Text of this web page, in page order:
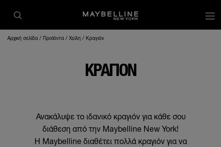
Αρχική σελίδα Προϊόντα Χείλη Κραγιόν
ΚΡΑΓΙΌΝ
Ανακάλυψε το ιδανικό κραγιόν για κάθε σου
διάθεση από την Maybelline New York!
Η Maybelline διαθέτει πολλά κραγιόν για να